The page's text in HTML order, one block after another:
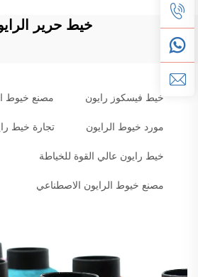
خيط حرير
خيط فيسكوز رايون مصنع خيوط
مورد خيوط الرايون تجارة خيط
خيط رايون عالي القوة للخياطة
مصنع خيوط الرايون الاصطناعي